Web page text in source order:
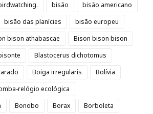
bisão
bisão americano
bisão das planícies
bisão europeu
bison athabascae
Bison bison bison
Blastocerus dichotomus
Boiga irregularis
Bolívia
relógio ecológica
Bonobo Borax
Borboleta